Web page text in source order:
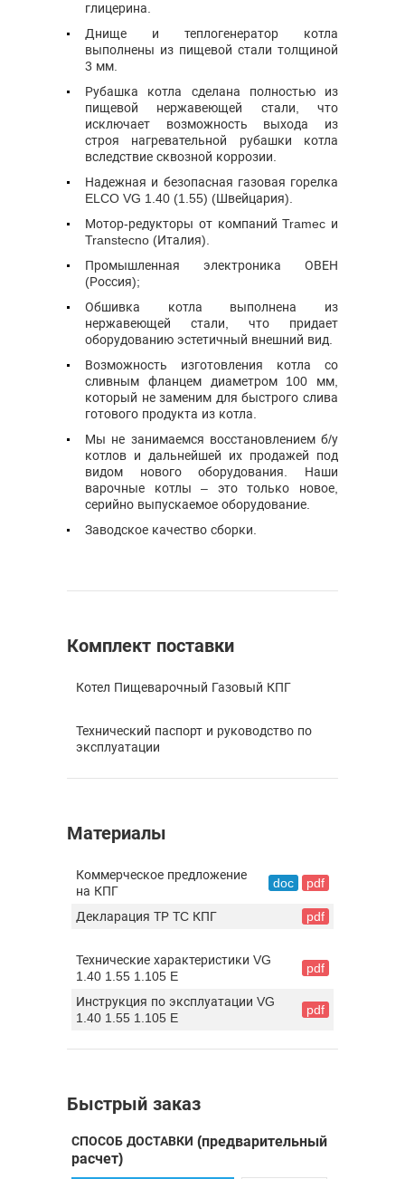
глицерина.
Днище и теплогенератор котла
выполнены из пищевой стали толщиной
3 мм.
Рубашка котла сделана полностью из
пищевой нержавеющей стали, что
исключает возможность выхода из
строя нагревательной рубашки котла
вследствие сквозной коррозии.
Надежная и безопасная газовая горелка
ELCO VG 1.40 (1.55) (Швейцария).
Мотор-редукторы от компаний Tramec и
Transtecno (Италия).
Промышленная электроника ОВЕН
(Россия);
Обшивка котла выполнена из
нержавеющей стали, что придает
оборудованию эстетичный внешний вид.
Возможность изготовления котла со
сливным фланцем диаметром 100 мм,
который не заменим для быстрого слива
готового продукта из котла.
Мы не занимаемся восстановлением б/у
котлов и дальнейшей их продажей под
видом нового оборудования. Наши
варочные котлы – это только новое,
серийно выпускаемое оборудование.
Заводское качество сборки.
Комплект поставки
Котел Пищеварочный Газовый КПГ
Технический паспорт и руководство по
эксплуатации
Материалы
Коммерческое предложение
на КПГ
doc pdf
Декларация ТР ТC КПГ pdf
Технические характеристики VG
1.40 1.55 1.105 E
pdf
Инструкция по эксплуатации VG
1.40 1.55 1.105 E
pdf
Быстрый заказ
СПОСОБ ДОСТАВКИ (предварительный
расчет)